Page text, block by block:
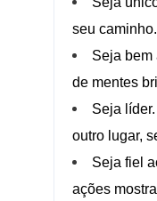
seu caminho.
Seja bem
de mentes
Seja
outro lugar,
Seja fiel
ações